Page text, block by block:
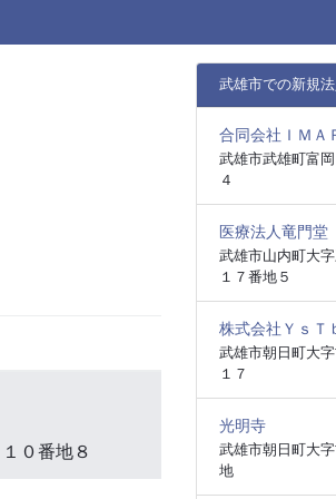
０番地８
武雄市での新規法
合同会社ＩＭＡ
武雄市武雄町富
４
医療法人竜門堂
武雄市山内町大
１７番地５
株式会社ＹｓＴ
武雄市朝日町大
１７
光明寺
武雄市朝日町大
地